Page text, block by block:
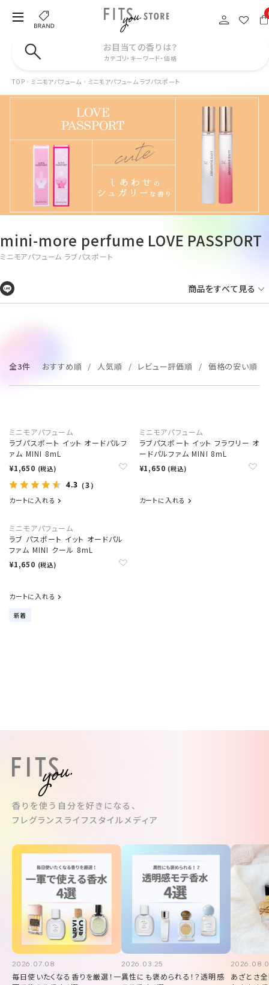
お目当ての香りは？
カテゴリ・キーワード・価格
TOP ミニモアパフューム ミニモアパフューム ラブパスポート
mini-more perfume LOVE PASSPORT
ミニモアパフューム ラブパスポート
商品をすべて見る
全3件 おすすめ順 人気順 レビュー評価順 価格の安い順
ミニモアパフューム
ラブパスポート イット オードパルフ
ァム MINI 8mL
¥1,650 (税込)
4.3 （3）
カートに入れる
ミニモアパフューム
ラブパスポート イット フラワリー オ
ードパルファム MINI 8mL
¥1,650 (税込)
カートに入れる
ミニモアパフューム
ラブ パスポート イット オードパル
ファム MINI クール 8mL
¥1,650 (税込)
カートに入れる
新着
香りを使う自分を好きになる、
フレグランスライフスタイルメディア
2026.07.08
毎日使いたくなる香りを厳選！一
2026.03.25
異性にも褒められる！？透明感
あざとさ